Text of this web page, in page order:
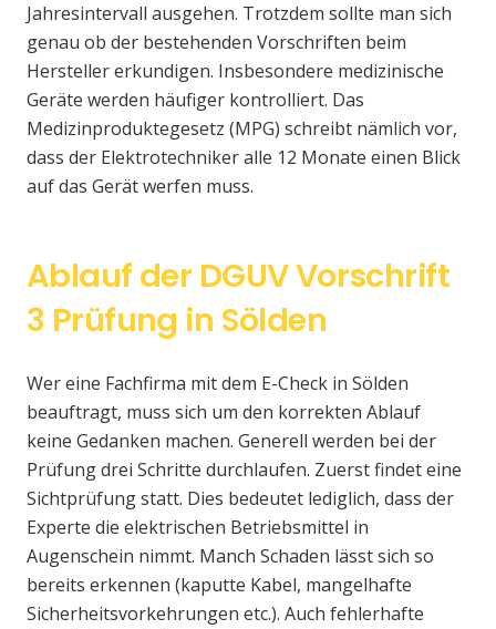
Jahresintervall ausgehen. Trotzdem sollte man sich
genau ob der bestehenden Vorschriften beim
Hersteller erkundigen. Insbesondere medizinische
Geräte werden häufiger kontrolliert. Das
Medizinproduktegesetz (MPG) schreibt nämlich vor,
dass der Elektrotechniker alle 12 Monate einen Blick
auf das Gerät werfen muss.
Ablauf der DGUV Vorschrift
3 Prüfung in Sölden
Wer eine Fachfirma mit dem E-Check in Sölden
beauftragt, muss sich um den korrekten Ablauf
keine Gedanken machen. Generell werden bei der
Prüfung drei Schritte durchlaufen. Zuerst findet eine
Sichtprüfung statt. Dies bedeutet lediglich, dass der
Experte die elektrischen Betriebsmittel in
Augenschein nimmt. Manch Schaden lässt sich so
bereits erkennen (kaputte Kabel, mangelhafte
Sicherheitsvorkehrungen etc.). Auch fehlerhafte